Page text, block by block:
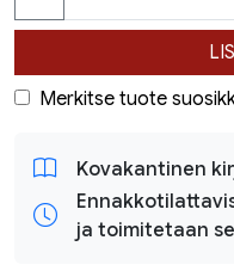
Merkitse tuote
Kovakantinen
ja toimitetaan